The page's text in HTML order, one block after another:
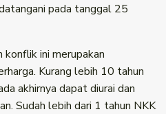
pada tanggal 25
konflik ini merupakan
Kurang lebih 10 tahun
akhirnya dapat diurai dan
Sudah lebih dari 1 tahun NKK